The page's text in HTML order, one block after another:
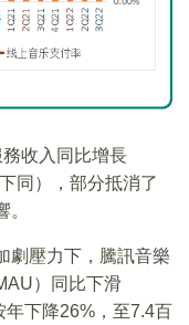
收入同比增長
同），部分抵消了
劇壓力下，騰訊音樂
）同比下滑
下降26%，至7.4百